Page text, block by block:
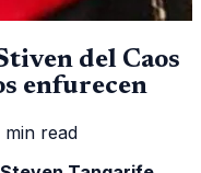
del Caos
enfurecen
min read